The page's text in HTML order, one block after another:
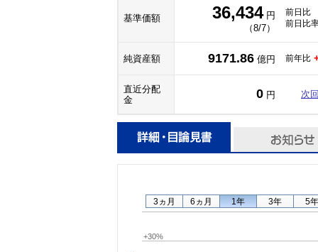
基準価額 36,434円
（8/7）
前日比
前日比
純資産額 9171.86 億円 前年比
直近分配
金
0 円 次
+30%
3ヵ月 6ヵ月 1年 3年 5年